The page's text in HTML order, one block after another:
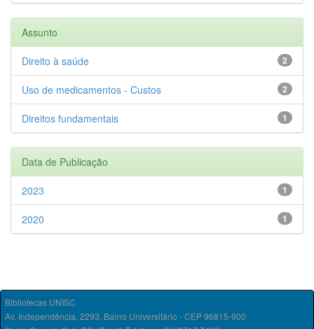
Assunto
2
Direito à saúde
2
Uso de medicamentos - Custos
1
Direitos fundamentais
Data de Publicação
1
2023
1
2020
Bibliotecas UNISC
Av. Independência, 2293, Bairro Universitário - CEP 96815-900